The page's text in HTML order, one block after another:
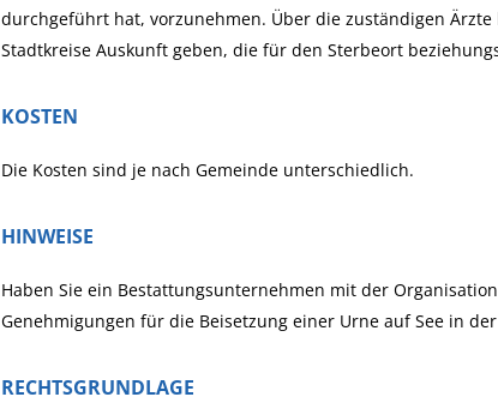
durchgeführt hat, vorzunehmen. Über die zuständigen
Stadtkreise Auskunft geben, die für den Sterbeort
KOSTEN
Die Kosten sind je nach Gemeinde unterschiedlich.
HINWEISE
Haben Sie ein Bestattungsunternehmen mit der
Genehmigungen für die Beisetzung einer Urne auf See in
RECHTSGRUNDLAGE